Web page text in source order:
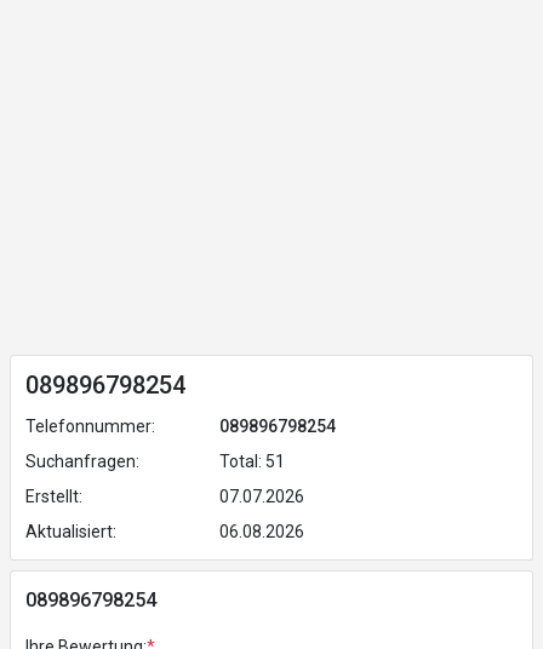
089896798254
Telefonnummer:
089896798254
Suchanfragen:
Total: 51
Erstellt:
07.07.2026
Aktualisiert:
06.08.2026
089896798254